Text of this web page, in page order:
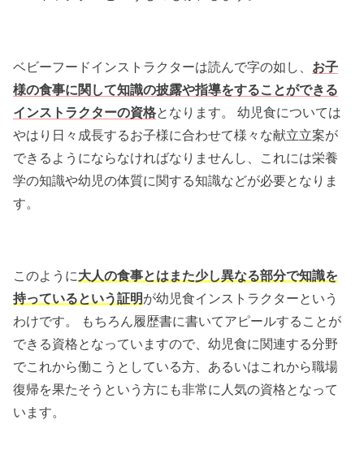
ベビーフードインストラクターは読んで字の如し、 お子
様の食事に関して知識の披露や指導をすることができる
インストラクターの資格となります。 幼児食については
やはり日々成長するお子様に合わせて様々な献立立案が
できるようにならなければなりませんし、これには栄養
学の知識や幼児の体質に関する知識などが必要となりま
す。
このように大人の食事とはまた少し異なる部分で知識を
持っているという証明が幼児食インストラクターという
わけです。 もちろん履歴書に書いてアピールすることが
できる資格となっていますので、幼児食に関連する分野
でこれから働こうとしている方、あるいはこれから職場
復帰を果たそうという方にも非常に人気の資格となって
います。